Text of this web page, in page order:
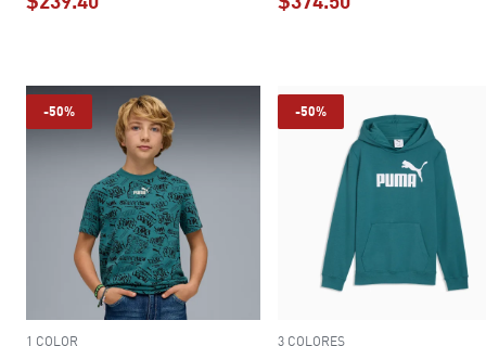
-50%
1 COLOR
-50%
3 COLORES